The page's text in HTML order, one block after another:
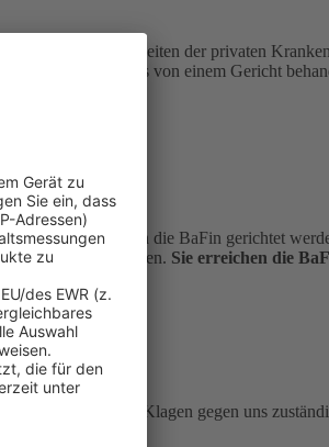
für Angelegenheiten der privaten
nicht bereits von einem Gericht
kann kostenfrei an die BaFin gerichtet
entscheiden. Sie erreichen die
Gericht für Klagen gegen uns